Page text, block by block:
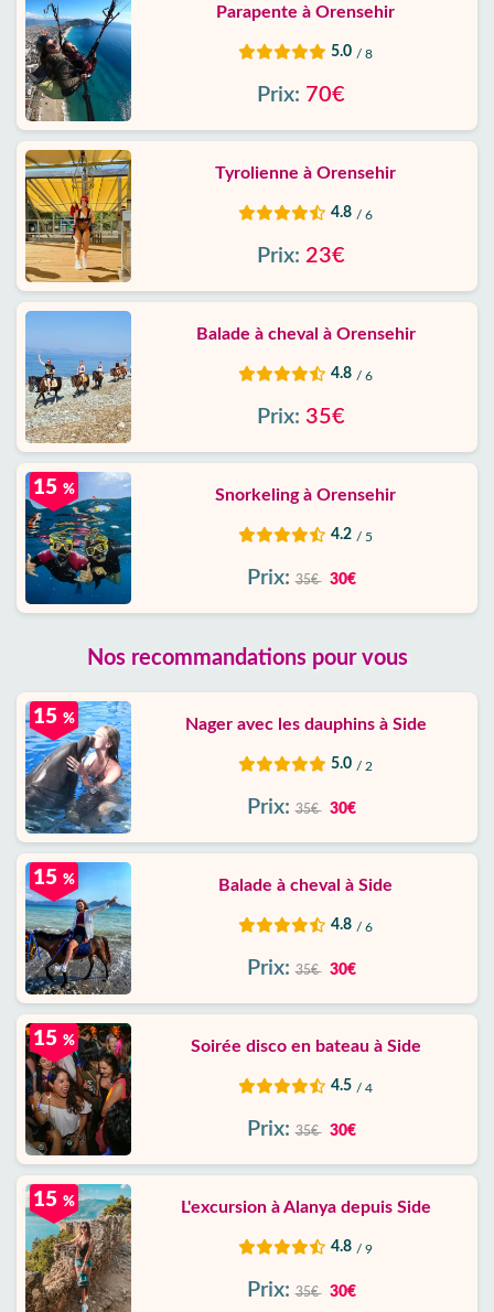
Parapente à Orensehir
5.0 / 8
Prix: 70€
Tyrolienne à Orensehir
4.8 / 6
Prix: 23€
Balade à cheval à Orensehir
4.8 / 6
Prix: 35€
Snorkeling à Orensehir
4.2 / 5
15 %
Prix: 35€ 30€
Nos recommandations pour vous
Nager avec les dauphins à Side
5.0 / 2
15 %
Prix: 35€ 30€
Balade à cheval à Side
4.8 / 6
15 %
Prix: 35€ 30€
Soirée disco en bateau à Side
4.5 / 4
15 %
Prix: 35€ 30€
L'excursion à Alanya depuis Side
4.8 / 9
15 %
Prix: 35€ 30€